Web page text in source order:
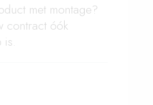
met montage?
contract óók
is.